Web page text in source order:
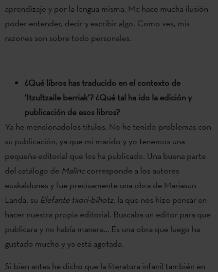
aprendizaje y por la lengua misma. Me hace mucha ilusión
poder entender, decir y escribir algo. Como ves, mis
razones son sobre todo personales.
¿Qué libros has traducido en el contexto de
‘Itzultzaile berriak’? ¿Qué tal ha ido la edición y
publicación de esos libros?
Ya he mencionadolos títulos. No he tenido problemas con
su publicación, ya que mi marido y yo tenemos una
pequeña editorial que los ha publicado. Una buena parte
del catálogo de Malinccorresponde a los autores
euskaldunes y fue precisamente una obra de Mariasun
Landa, su Elefante txori-bihotz, la que nos hizo pensar en
hacer nuestra propia editorial. Buscaba un editor para que
publicara y no había manera... Es una obra que luego ha
gustado mucho y ya está agotada.
Si bien antes he dicho que la literatura infanil también en